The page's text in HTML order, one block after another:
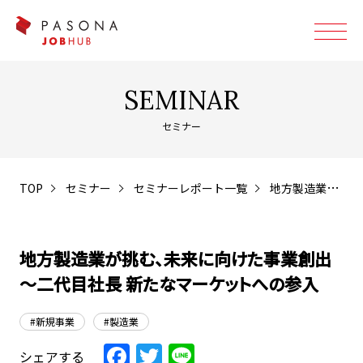
SEMINAR
セミナー
TOP セミナー セミナーレポート一覧 地方製造業が挑む、未来に向けた事業創出～二代目社長 新たなマーケットへの参入
地方製造業が挑む、未来に向けた事業創出
～二代目社長 新たなマーケットへの参入
#新規事業 #製造業
シェアする